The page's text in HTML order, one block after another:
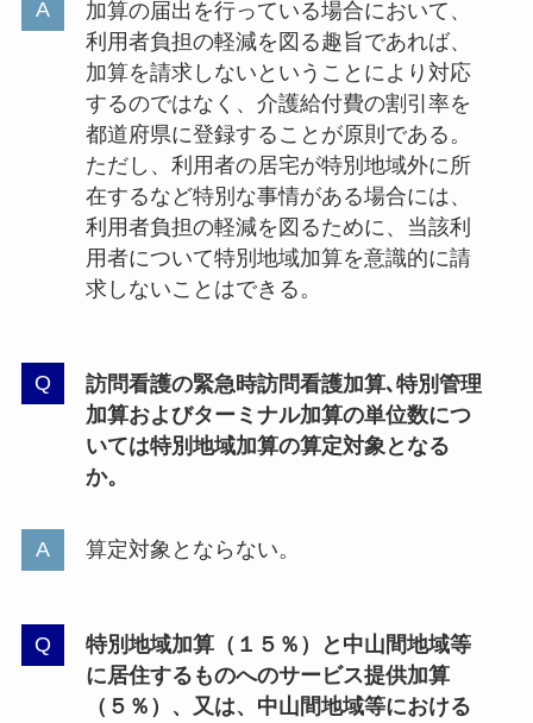
加算の届出を行っている場合において、
利用者負担の軽減を図る趣旨であれば、
加算を請求しないということにより対応
するのではなく、介護給付費の割引率を
都道府県に登録することが原則である。
ただし、利用者の居宅が特別地域外に所
在するなど特別な事情がある場合には、
利用者負担の軽減を図るために、当該利
用者について特別地域加算を意識的に請
求しないことはできる。
訪問看護の緊急時訪問看護加算､特別管理
加算およびターミナル加算の単位数につ
いては特別地域加算の算定対象となる
か。
算定対象とならない。
特別地域加算（１５％）と中山間地域等
に居住するものへのサービス提供加算
（５％）、又は、中山間地域等における